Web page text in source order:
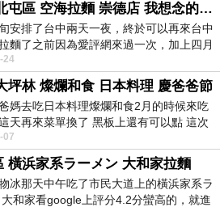
台中 北屯區 空海拉麵 崇德店 我想念的柚香鹽味拉麵
安排了台中兩天一夜，終於可以再來台中
麵了之前因為愛評網來過一次，加上四月
吃到...
24
坪林 燦爛和食 日本料理 慶爸爸節
媽去吃日本料理燦爛和食2月的時候來吃
天再來菜單換了 黑板上還有可以點 這次
...
07
橫浜家系ラーメン 大和家拉麵
冰那天中午吃了市民大道上的橫浜家系ラ
和家看google上評分4.2分蠻高的，就進